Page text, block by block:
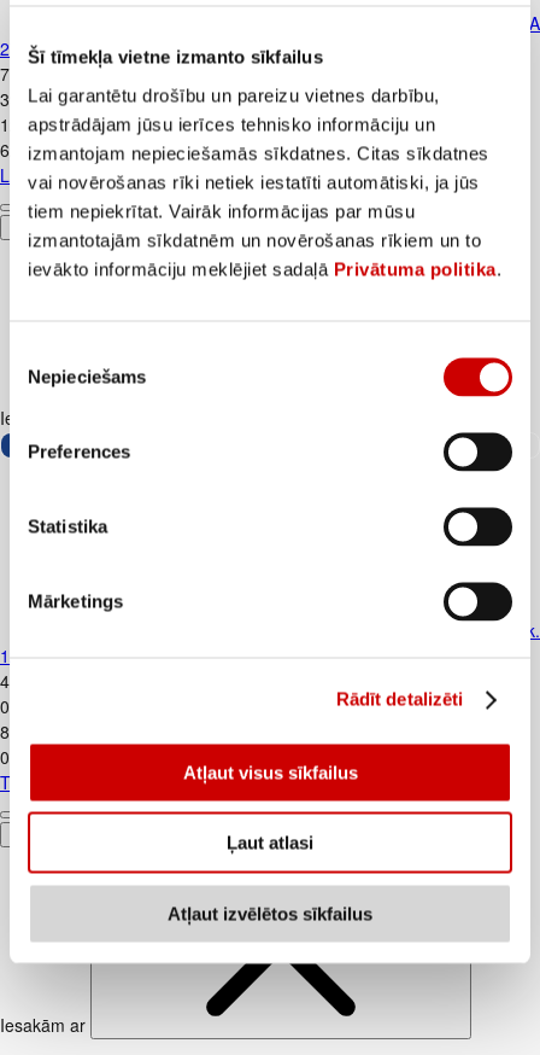
Šī tīmekļa vietne izmanto sīkfailus
Lai garantētu drošību un pareizu vietnes darbību,
apstrādājam jūsu ierīces tehnisko informāciju un
izmantojam nepieciešamās sīkdatnes. Citas sīkdatnes
vai novērošanas rīki netiek iestatīti automātiski, ja jūs
tiem nepiekrītat. Vairāk informācijas par mūsu
izmantotajām sīkdatnēm un novērošanas rīkiem un to
ievākto informāciju meklējiet sadaļā Privātuma politika.
izvēle
Nepieciešams
Preferences
Statistika
Mārketings
Rādīt detalizēti
Atļaut visus sīkfailus
Ļaut atlasi
Atļaut izvēlētos sīkfailus
Lubrikants DUREX PLAY ALOE VERA
2in1 200ml
7
39,95€/l
12
49€
62,45€/l
Lubrikants DUREX PLAY ALOE VERA 2in1 200ml
Iesakām ar
Tualetes papīrs ZEWA Moll White 3k.
12r.
4
0,4€/gab.
8
0,71€/gab.
Tualetes papīrs ZEWA Moll White 3k. 12r.
Iesakām ar